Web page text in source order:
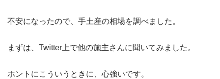
不安になったので、手土産の相場を調べました。
まずは、Twitter上で他の施主さんに聞いてみました。
ホントにこういうときに、心強いです。